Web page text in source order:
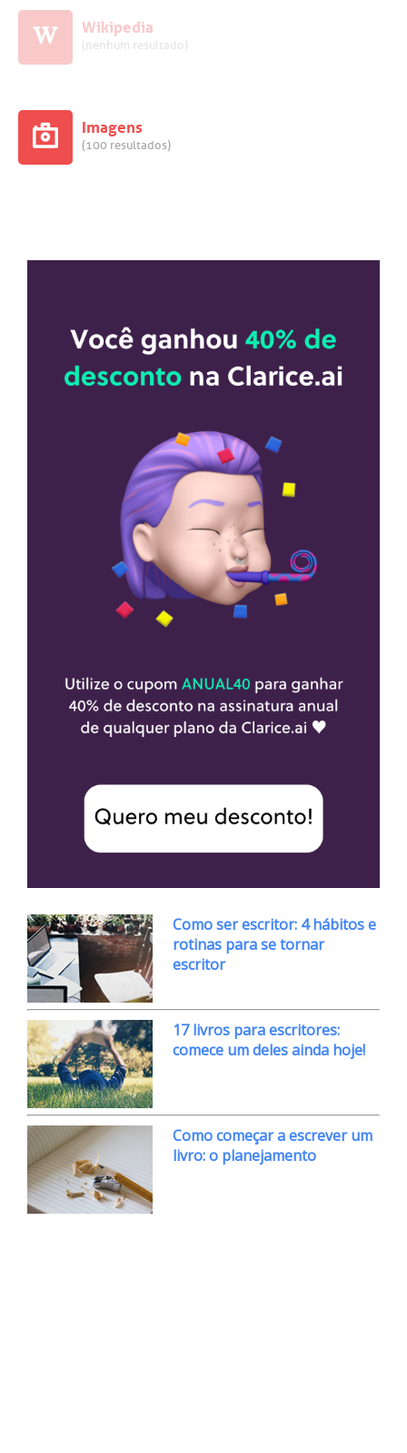
Wikipedia
(nenhum resultado)
Imagens
(100 resultados)
Como ser escritor: 4 hábitos e
rotinas para se tornar
escritor
17 livros para escritores:
comece um deles ainda hoje!
Como começar a escrever um
livro: o planejamento